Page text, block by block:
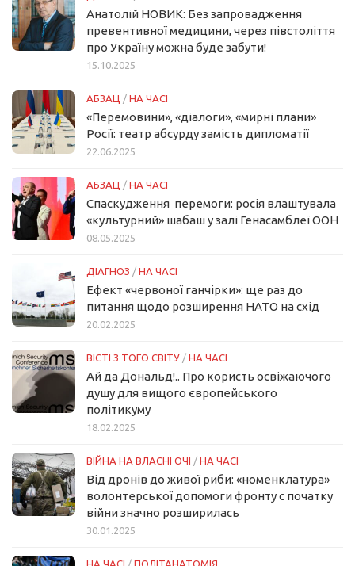
Анатолій НОВИК: Без запровадження
превентивної медицини, через півстоліття
про Україну можна буде забути!
15.10.2025
АБЗАЦ / НА ЧАСІ
«Перемовини», «діалоги», «мирні плани»
Росії: театр абсурду замість дипломатії
22.06.2025
АБЗАЦ / НА ЧАСІ
Спаскудження перемоги: росія влаштувала
«культурний» шабаш у залі Генасамблеї ООН
08.05.2025
ДІАГНОЗ / НА ЧАСІ
Ефект «червоної ганчірки»: ще раз до
питання щодо розширення НАТО на схід
20.02.2025
ВІСТІ З ТОГО СВІТУ / НА ЧАСІ
Ай да Дональд!.. Про користь освіжаючого
душу для вищого європейського
політикуму
18.02.2025
ВІЙНА НА ВЛАСНІ ОЧІ / НА ЧАСІ
Від дронів до живої риби: «номенклатура»
волонтерської допомоги фронту с початку
війни значно розширилась
30.01.2025